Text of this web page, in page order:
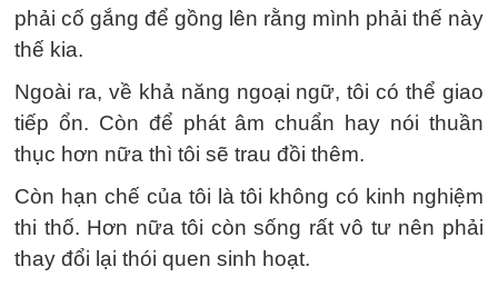
phải cố gắng để gồng lên rằng mình phải thế này
thế kia.
Ngoài ra, về khả năng ngoại ngữ, tôi có thể giao
tiếp ổn. Còn để phát âm chuẩn hay nói thuần
thục hơn nữa thì tôi sẽ trau đồi thêm.
Còn hạn chế của tôi là tôi không có kinh nghiệm
thi thố. Hơn nữa tôi còn sống rất vô tư nên phải
thay đổi lại thói quen sinh hoạt.